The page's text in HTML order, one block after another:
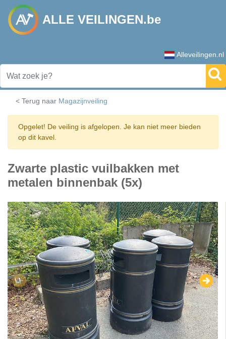
ALLE VEILINGEN.be
Alleveilingen.nl
< Terug naar Magazijnveiling
Opgelet! De veiling is afgelopen. Je kan niet meer bieden
op dit kavel.
Zwarte plastic vuilbakken met
metalen binnenbak (5x)